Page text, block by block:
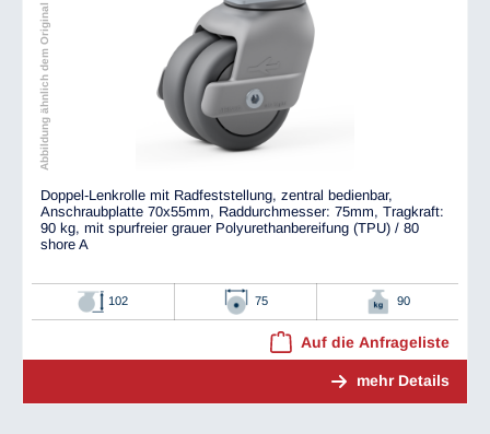
Abbildung ähnlich dem Original
Doppel-Lenkrolle mit Radfeststellung, zentral bedienbar,
Anschraubplatte 70x55mm, Raddurchmesser: 75mm, Tragkraft:
90 kg, mit spurfreier grauer Polyurethanbereifung (TPU) / 80
shore A
102 75 90
Auf die Anfrageliste
mehr Details